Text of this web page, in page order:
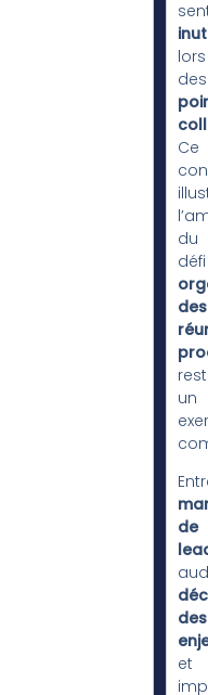
lors
des
Ce
du
défi
des
un
de
des
et